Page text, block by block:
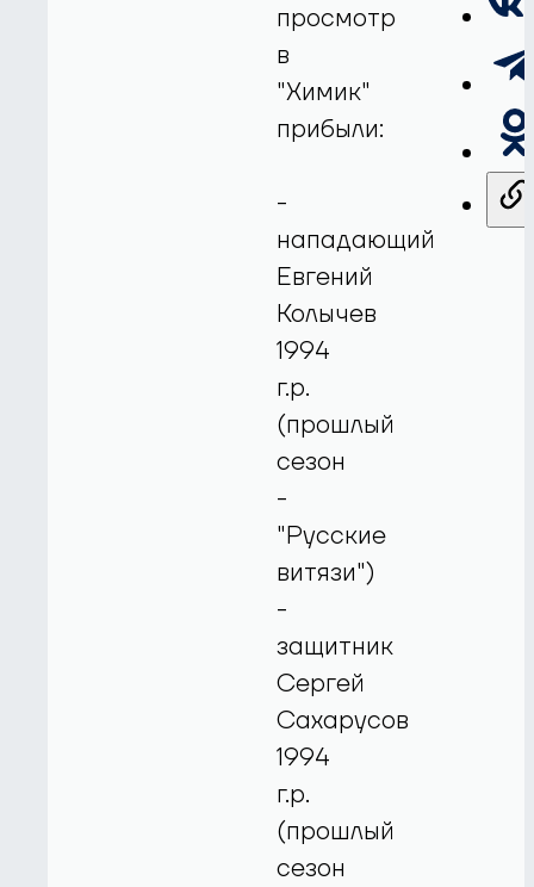
просмотр
в
"Химик"
прибыли:
-
нападающий
Евгений
Колычев
1994
г.р.
(прошлый
сезон
-
"Русские
витязи")
-
защитник
Сергей
Сахарусов
1994
г.р.
(прошлый
сезон